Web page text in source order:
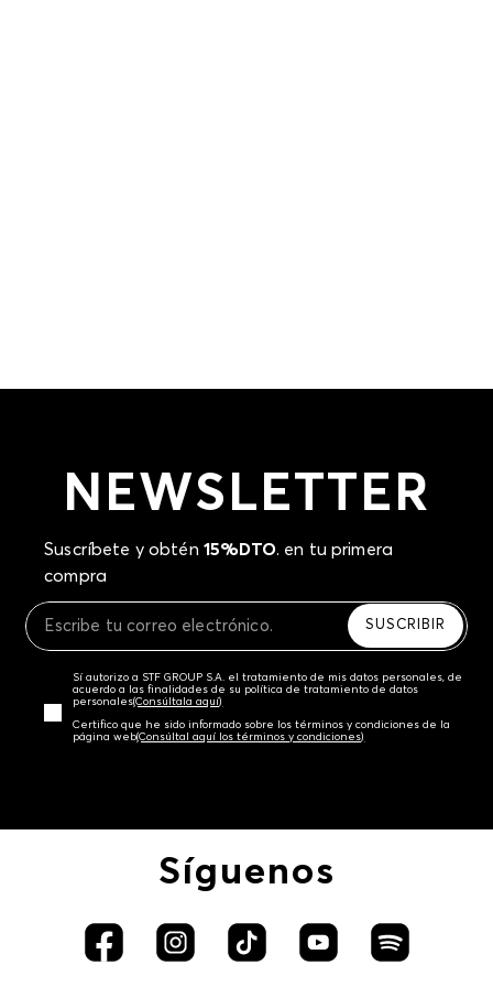
NEWSLETTER
Suscríbete y obtén 15%DTO. en tu primera
compra
SUSCRIBIR
Sí autorizo a STF GROUP S.A. el tratamiento de mis datos personales, de
acuerdo a las finalidades de su política de tratamiento de datos
personales‎(Consúltala aquí)
Certifico que he sido informado sobre los términos y condiciones de la
página web‎(Consúltal aquí los términos y condiciones)
Síguenos